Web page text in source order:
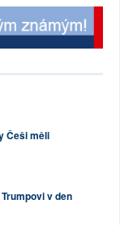
Češi měli
v den